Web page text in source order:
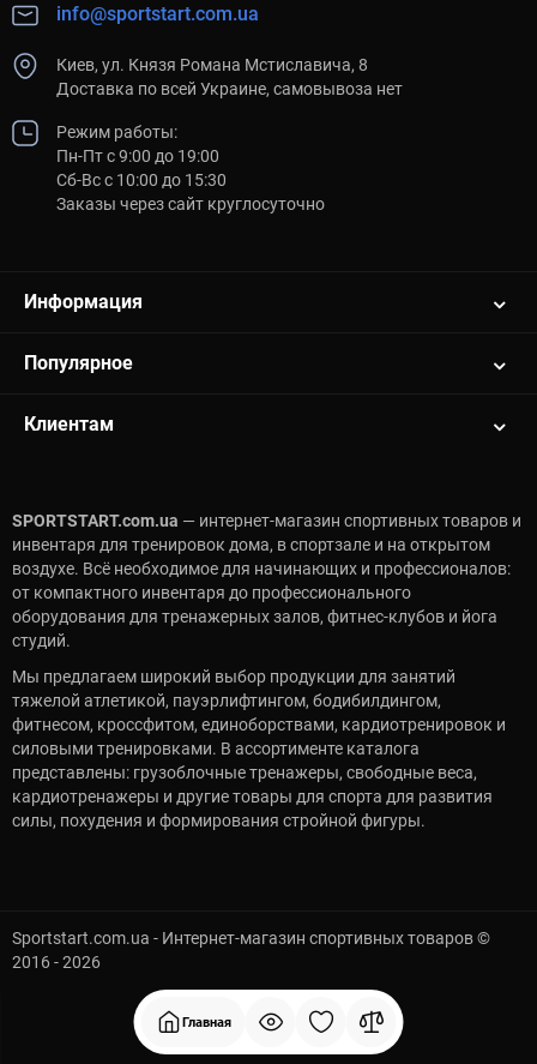
Главная
info@sportstart.com.ua
Киев, ул. Князя Романа Мстиславича, 8
Доставка по всей Украине, самовывоза нет
Режим работы:
Пн-Пт с 9:00 до 19:00
Сб-Вс с 10:00 до 15:30
Заказы через сайт круглосуточно
Информация
Популярное
Клиентам
SPORTSTART.com.ua — интернет-магазин спортивных товаров и
инвентаря для тренировок дома, в спортзале и на открытом
воздухе. Всё необходимое для начинающих и профессионалов:
от компактного инвентаря до профессионального
оборудования для тренажерных залов, фитнес-клубов и йога
студий.
Мы предлагаем широкий выбор продукции для занятий
тяжелой атлетикой, пауэрлифтингом, бодибилдингом,
фитнесом, кроссфитом, единоборствами, кардиотренировок и
силовыми тренировками. В ассортименте каталога
представлены: грузоблочные тренажеры, свободные веса,
кардиотренажеры и другие товары для спорта для развития
силы, похудения и формирования стройной фигуры.
Sportstart.com.ua - Интернет-магазин спортивных товаров ©
2016 - 2026